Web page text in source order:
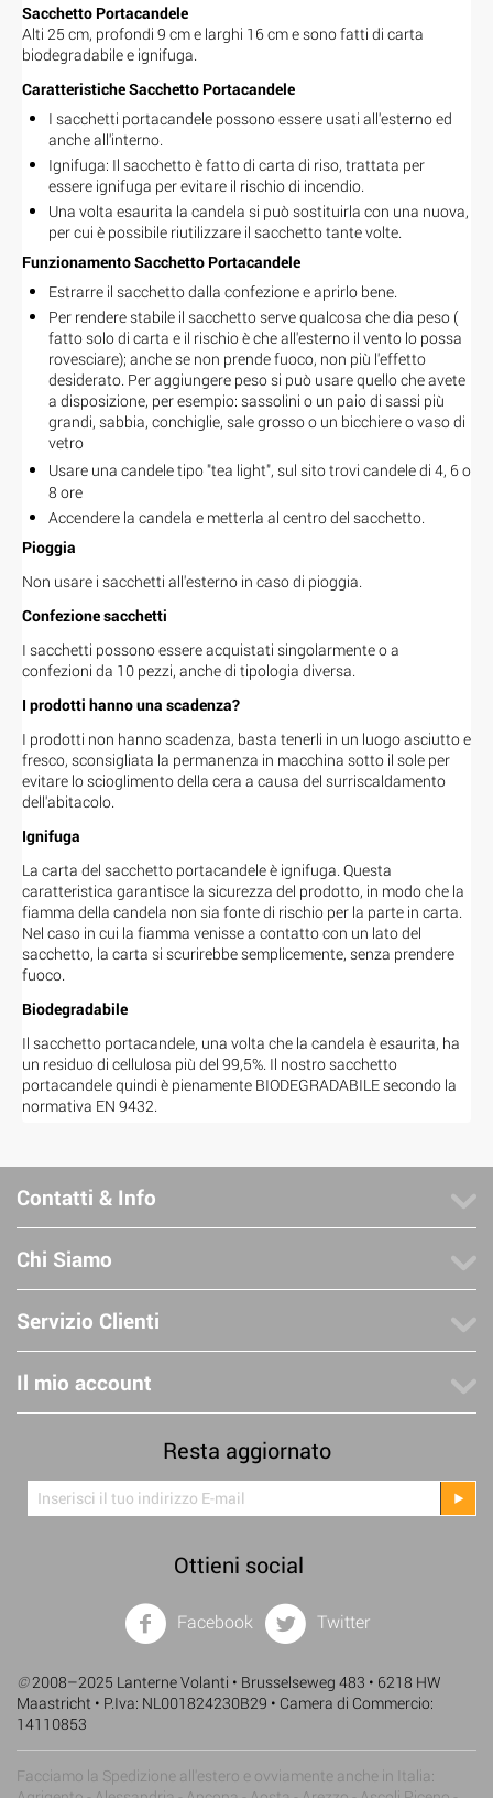
Sacchetto Portacandele
Alti 25 cm, profondi 9 cm e larghi 16 cm e sono fatti di carta
biodegradabile e ignifuga.
Caratteristiche Sacchetto Portacandele
I sacchetti portacandele possono essere usati all'esterno ed
anche all'interno.
Ignifuga: Il sacchetto è fatto di carta di riso, trattata per
essere ignifuga per evitare il rischio di incendio.
Una volta esaurita la candela si può sostituirla con una nuova,
per cui è possibile riutilizzare il sacchetto tante volte.
Funzionamento Sacchetto Portacandele
Estrarre il sacchetto dalla confezione e aprirlo bene.
Per rendere stabile il sacchetto serve qualcosa che dia peso (
fatto solo di carta e il rischio è che all'esterno il vento lo possa
rovesciare); anche se non prende fuoco, non più l'effetto
desiderato. Per aggiungere peso si può usare quello che avete
a disposizione, per esempio: sassolini o un paio di sassi più
grandi, sabbia, conchiglie, sale grosso o un bicchiere o vaso di
vetro
Usare una candele tipo "tea light", sul sito trovi candeledi 4, 6 o
8 ore
Accendere la candela e metterla al centro del sacchetto.
Pioggia
Non usare i sacchetti all'esterno in caso di pioggia.
Confezione sacchetti
I sacchetti possono essere acquistati singolarmente o a
confezioni da 10 pezzi, anche di tipologia diversa.
I prodotti hanno una scadenza?
I prodotti non hanno scadenza, basta tenerli in un luogo asciutto e
fresco, sconsigliata la permanenza in macchina sotto il sole per
evitare lo scioglimento della cera a causa del surriscaldamento
dell'abitacolo.
Ignifuga
La carta del sacchetto portacandele è ignifuga. Questa
caratteristica garantisce la sicurezza del prodotto, in modo che la
fiamma della candela non sia fonte di rischio per la parte in carta.
Nel caso in cui la fiamma venisse a contatto con un lato del
sacchetto, la carta si scurirebbe semplicemente, senza prendere
fuoco.
Biodegradabile
Il sacchetto portacandele, una volta che la candela è esaurita, ha
un residuo di cellulosa più del 99,5%. Il nostro sacchetto
portacandele quindi è pienamente BIODEGRADABILE secondo la
normativa EN 9432.
Contatti & Info
Chi Siamo
Servizio Clienti
Il mio account
Resta aggiornato
Ottieni social
Facebook Twitter
©2008–2025 Lanterne Volanti • Brusselseweg 483 • 6218 HW
Maastricht • P.Iva: NL001824230B29 • Camera di Commercio:
14110853
Facciamo la Spedizione all'estero e ovviamente anche in Italia: